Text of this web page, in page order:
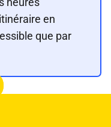
en
que par